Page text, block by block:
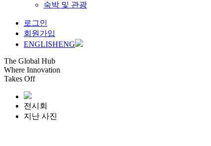
숙박 및 관광
로그인
회원가입
ENGLISHENG
The Global Hub
Where Innovation
Takes Off
전시회
지난 사진